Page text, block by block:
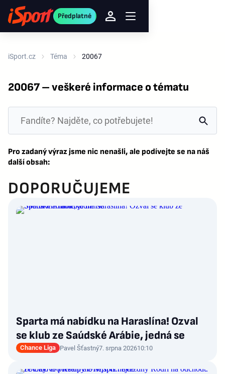
Předplatné
iSport.cz Téma 20067
20067 – veškeré informace o tématu
Pro zadaný výraz jsme nic nenašli, ale podívejte se na náš
další obsah:
DOPORUČUJEME
Sparta má nabídku na Haraslína! Ozval
se klub ze Saúdské Arábie, jedná se
Chance Liga Pavel Šťastný7. srpna 202610:10